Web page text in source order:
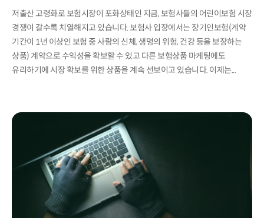
저출산 고령화로 보험시장이 포화상태인 지금, 보험사들의 어린이보험 시장
경쟁이 갈수록 치열해지고 있습니다. 보험사 입장에서는 장기인보험(계약
기간이 1년 이상인 보험 중 사람의 신체, 생명의 위험, 건강 등을 보장하는
상품) 계약으로 수익성을 확보할 수 있고 다른 보험상품 마케팅에도
유리하기에 시장 확보를 위한 상품을 계속 선보이고 있습니다. 이제는...